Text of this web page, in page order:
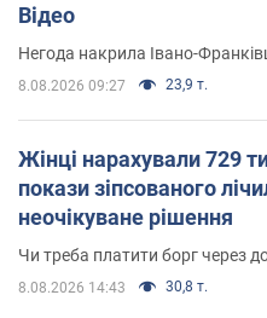
Відео
Негода накрила Івано-
8.08.2026 09:27 23,9 т.
Жінці нарахували 729
покази зіпсованого
неочікуване рішення
Чи треба платити борг через
8.08.2026 14:43 30,8 т.